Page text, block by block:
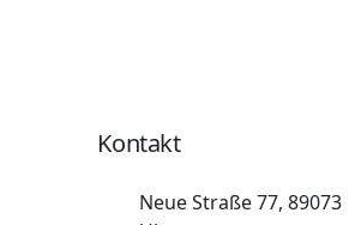
Kontakt
Neue Straße 77, 89073